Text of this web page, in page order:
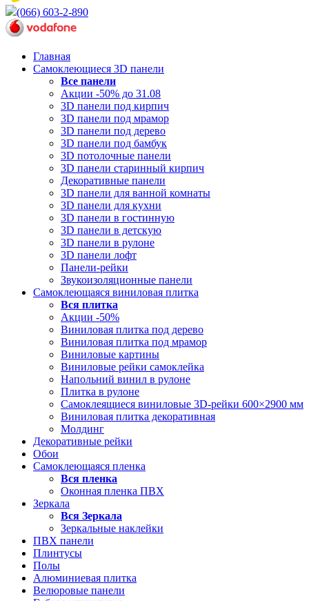
(066) 603-2-890
Главная
Самоклеющиеся 3D панели
Все панели
Акции -50% до 31.08
3D панели под кирпич
3D панели под мрамор
3D панели под дерево
3D панели под бамбук
3D потолочные панели
3D панели старинный кирпич
Декоративные панели
3D панели для ванной комнаты
3D панели для кухни
3D панели в гостинную
3D панели в детскую
3D панели в рулоне
3D панели лофт
Панели-рейки
Звукоизоляционные панели
Самоклеющаяся виниловая плитка
Вся плитка
Акции -50%
Виниловая плитка под дерево
Виниловая плитка под мрамор
Виниловые картины
Виниловые рейки самоклейка
Напольний винил в рулоне
Плитка в рулоне
Самоклеящиеся виниловые 3D‑рейки 600×2900 мм
Виниловая плитка декоративная
Молдинг
Декоративные рейки
Обои
Самоклеющаяся пленка
Вся пленка
Оконная пленка ПВХ
Зеркала
Вся Зеркала
Зеркальные наклейки
ПВХ панели
Плинтусы
Полы
Алюминиевая плитка
Велюровые панели